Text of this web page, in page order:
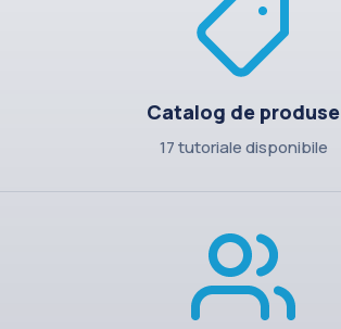
Catalog de produse
17 tutoriale disponibile